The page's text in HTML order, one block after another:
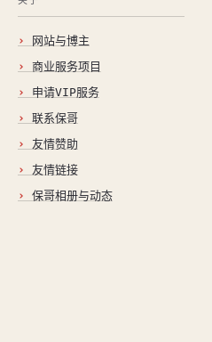
网站与博主
商业服务项目
申请VIP服务
联系保哥
友情赞助
友情链接
保哥相册与动态